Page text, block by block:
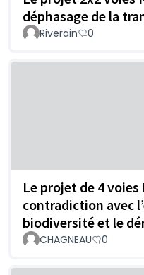
déphasage de la
Riverain 0
Le projet de 4
contradiction avec
biodiversité et le
CHAGNEAU 0